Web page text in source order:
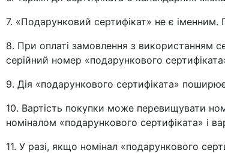
7. «Подарунковий сертифікат» не є
8. При оплаті замовлення з використанням
серійний номер «подарункового
9. Дія «подарункового сертифіката»
10. Вартість покупки може перевищувати
номіналом «подарункового сертифіката» і
11. У разі, якщо номінал «подарункового